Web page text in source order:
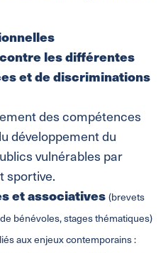
les différentes
et de discriminations
des compétences
développement du
vulnérables par
sportive.
et associatives (brevets
bénévoles, stages thématiques)
liés aux enjeux contemporains :